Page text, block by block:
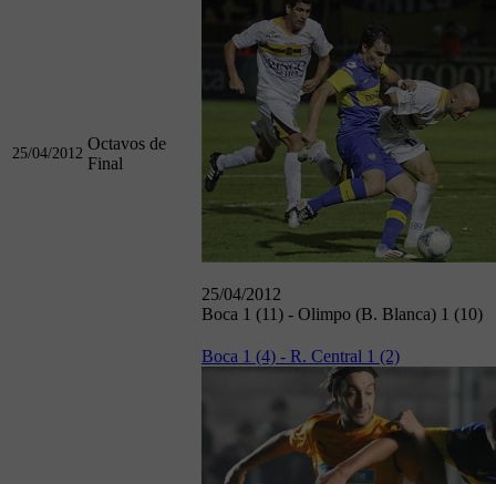
25/04/2012
Octavos de
Final
25/04/2012
Boca 1 (11) - Olimpo (B. Blanca) 1 (10)
Boca 1 (4) - R. Central 1 (2)